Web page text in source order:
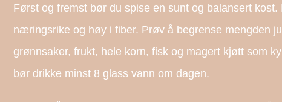
Først og fremst bør du spise en sunt og balansert
næringsrike og høy i fiber. Prøv å begrense mengden
grønnsaker, frukt, hele korn, fisk og magert kjøtt som
bør drikke minst 8 glass vann om dagen.